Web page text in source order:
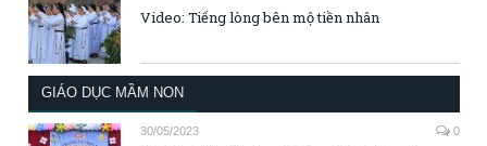
Video: Tiếng lòng bên mộ tiền nhân
GIÁO DỤC MẦM NON
30/05/2023 0